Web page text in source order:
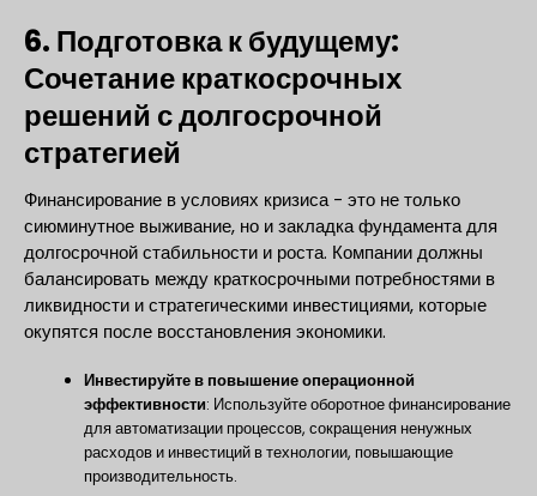
6. Подготовка к будущему:
Сочетание краткосрочных
решений с долгосрочной
стратегией
Финансирование в условиях кризиса - это не только
сиюминутное выживание, но и закладка фундамента для
долгосрочной стабильности и роста. Компании должны
балансировать между краткосрочными потребностями в
ликвидности и стратегическими инвестициями, которые
окупятся после восстановления экономики.
Инвестируйте в повышение операционной
эффективности: Используйте оборотное финансирование
для автоматизации процессов, сокращения ненужных
расходов и инвестиций в технологии, повышающие
производительность.